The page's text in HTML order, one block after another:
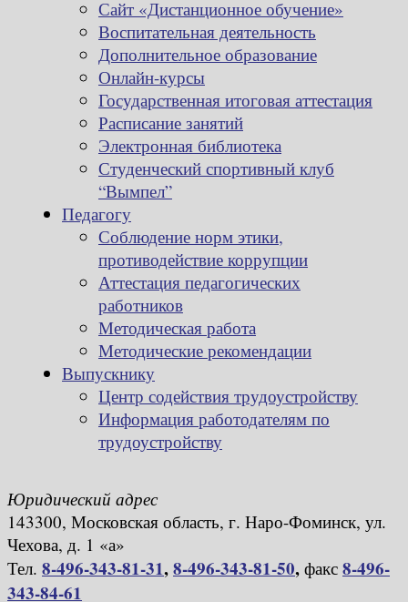
Сайт «Дистанционное обучение»
Воспитательная деятельность
Дополнительное образование
Онлайн-курсы
Государственная итоговая аттестация
Расписание занятий
Электронная библиотека
Студенческий спортивный клуб
“Вымпел”
Педагогу
Соблюдение норм этики,
противодействие коррупции
Аттестация педагогических
работников
Методическая работа
Методические рекомендации
Выпускнику
Центр содействия трудоустройству
Информация работодателям по
трудоустройству
Юридический адрес
143300, Московская область, г. Наро-Фоминск, ул.
Чехова, д. 1 «а»
Тел. 8-496-343-81-31,8-496-343-81-50, факс 8-496-
343-84-61